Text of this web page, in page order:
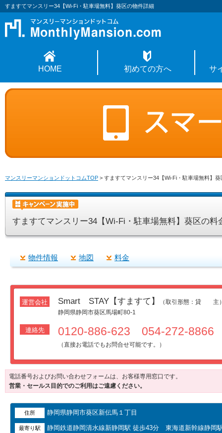
すますてマンスリー34【Wi-Fi・駐車場無料】葵区の物件詳細
HOME 初めての方へ サ
マンスリーマンションドットコムTOP > すますてマンスリー34【Wi-Fi・駐車場無料】
すますてマンスリー34【Wi-Fi・駐車場無料】葵区の料
物件情報 地図 料金
運営会社 Smart STAY【すますて】
（取引形態：貸 主
静岡県静岡市葵区馬場町80-1
連絡先 0120-886-623 054-272-8866
（直接お電話でもお問合せ可能です。）
電話番号およびお問い合わせフォームは、お客様専用窓口です。
営業・セールス目的でのご利用はご遠慮ください。
住所 静岡県静岡市葵区新伝馬１丁目
最寄り駅 静岡鉄道静岡清水線新静岡駅 徒歩43分 東海道新幹線静岡